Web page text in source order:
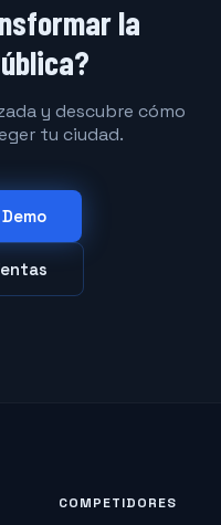
la
y descubre cómo
tu ciudad.
COMPETIDORES